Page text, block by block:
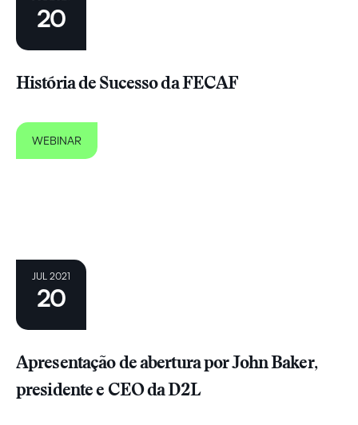
20
História de Sucesso da FECAF
WEBINAR
JUL 2021
20
Apresentação de abertura por John Baker,
presidente e CEO da D2L